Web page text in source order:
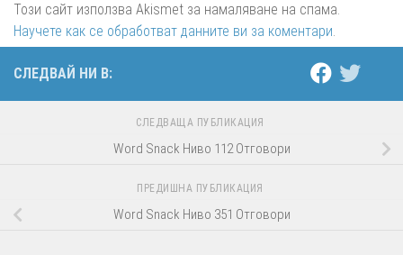
Този сайт използва Akismet за намаляване на спама.
Научете как се обработват данните ви за коментари.
СЛЕДВАЙ НИ В:
СЛЕДВАЩА ПУБЛИКАЦИЯ
Word Snack Ниво 112 Отговори
ПРЕДИШНА ПУБЛИКАЦИЯ
Word Snack Ниво 351 Отговори